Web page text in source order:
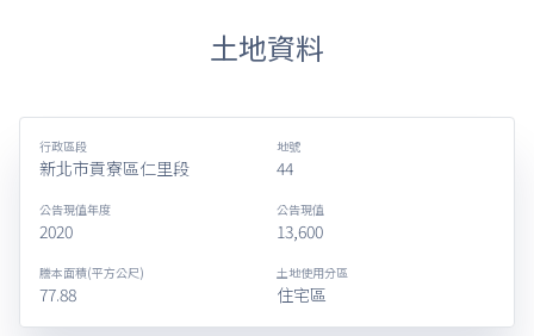
土地資料
行政區段
新北市貢寮區仁里段
地號
44
公告現值年度
2020
公告現值
13,600
謄本面積(平方公尺)
77.88
土地使用分區
住宅區